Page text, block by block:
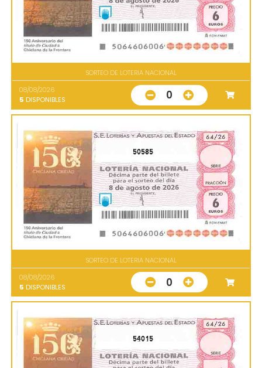
SORTEO DE LOTERIA NACIONAL
08/08/2026
5 DISPONIBLES 0
50585
SORTEO DE LOTERIA NACIONAL
08/08/2026
5 DISPONIBLES 0
54015